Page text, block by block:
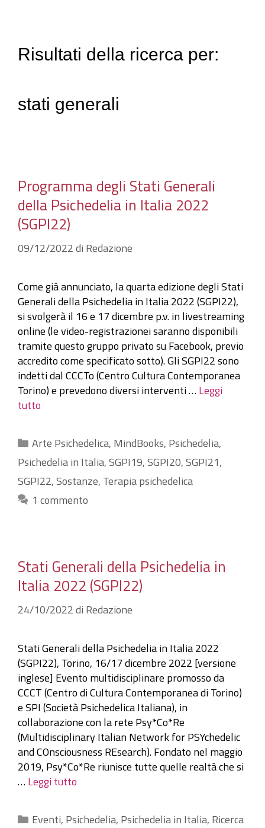
Risultati della ricerca per:
stati generali
Programma degli Stati Generali
della Psichedelia in Italia 2022
(SGPI22)
09/12/2022di Redazione
Come già annunciato, la quarta edizione degli Stati
Generali della Psichedelia in Italia 2022 (SGPI22),
si svolgerà il 16 e 17 dicembre p.v. in livestreaming
online (le video-registrazionei saranno disponibili
tramite questo gruppo privato su Facebook, previo
accredito come specificato sotto). Gli SGPI22 sono
indetti dal CCCTo (Centro Cultura Contemporanea
Torino) e prevedono diversi interventi …Leggi
tutto
Categorie
Arte Psichedelica, MindBooks, Psichedelia,
Psichedelia in Italia,SGPI19,SGPI20,SGPI21,
SGPI22,Sostanze, Terapia psichedelica
1 commento
Stati Generali della Psichedelia in
Italia 2022 (SGPI22)
24/10/2022di Redazione
Stati Generali della Psichedelia in Italia 2022
(SGPI22), Torino, 16/17 dicembre 2022 [versione
inglese] Evento multidisciplinare promosso da
CCCT (Centro di Cultura Contemporanea di Torino)
e SPI (Società Psichedelica Italiana), in
collaborazione con la rete Psy*Co*Re
(Multidisciplinary Italian Network for PSYchedelic
and COnsciousness REsearch). Fondato nel maggio
2019, Psy*Co*Re riunisce tutte quelle realtà che si
…Leggi tutto
Categorie
Eventi, Psichedelia, Psichedelia in Italia, Ricerca